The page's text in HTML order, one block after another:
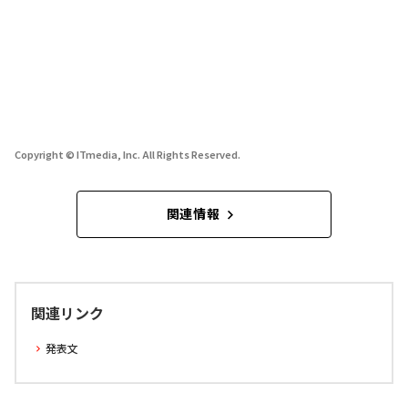
Copyright © ITmedia, Inc. All Rights Reserved.
関連情報
関連リンク
発表文